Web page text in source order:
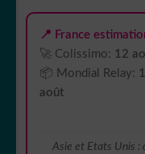
imprimé
IMP20232323
📍 France
🚀 Colissimo: 12
📦 Mondial Relay:
août
Asie et Etats Unis :